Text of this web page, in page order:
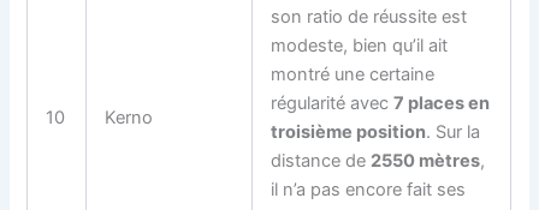
10 Kerno
son ratio de réussite est
modeste, bien qu’il ait
montré une certaine
régularité avec7 places en
troisième position. Sur la
distance de 2550 mètres,
il n’a pas encore fait ses